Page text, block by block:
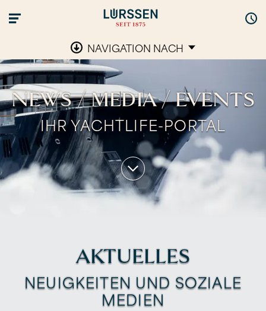
NAVIGATION NACH
NEWS / MEDIA / EVENTS
IHR YACHTLIFE-PORTAL
AKTUELLES
NEUIGKEITEN UND SOZIALE
MEDIEN